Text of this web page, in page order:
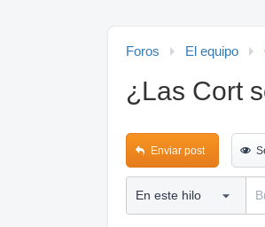
Foros El equipo
¿Las Cort
Enviar post